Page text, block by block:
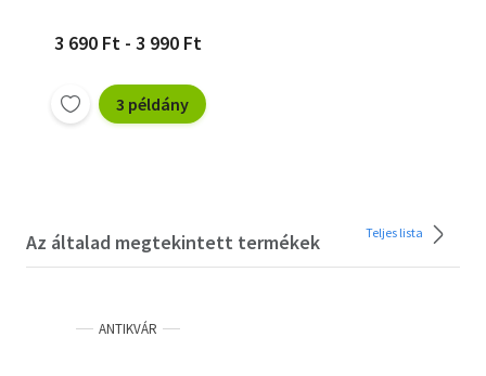
3 690 Ft - 3 990 Ft
3 példány
Az általad megtekintett termékek Teljes lista
ANTIKVÁR